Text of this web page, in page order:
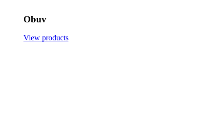
Obuv
View products